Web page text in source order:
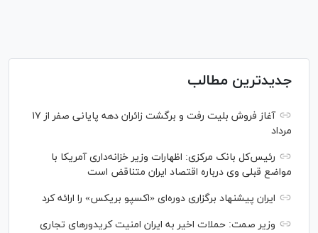
جدیدترین مطالب
آغاز فروش بلیت رفت و برگشت زائران دهه پایانی صفر از ۱۷
مرداد
رئیس‌کل بانک مرکزی: اظهارات وزیر خزانه‌داری آمریکا با
مواضع قبلی وی درباره اقتصاد ایران متناقض است
ایران پیشنهاد برگزاری دوره‌ای «اکسپو بریکس» را ارائه کرد
وزیر صمت: حملات اخیر به ایران امنیت کریدورهای تجاری